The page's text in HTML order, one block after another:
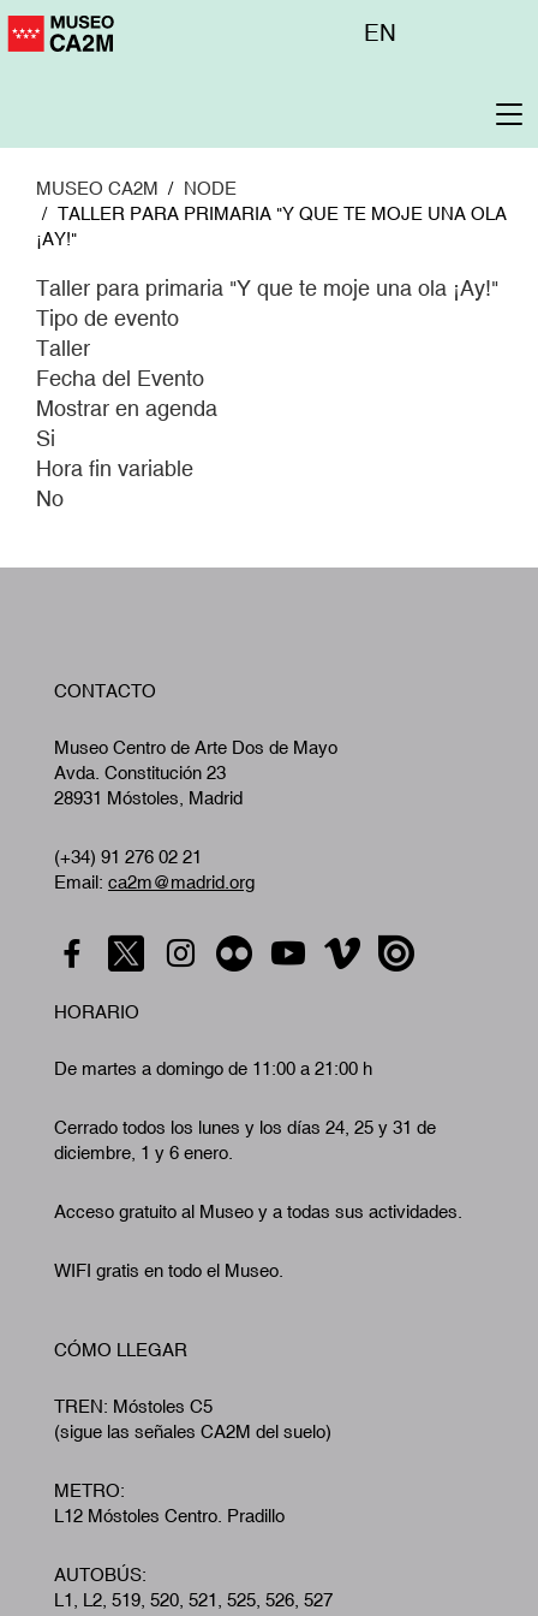
Pasar
Menú
EN
MUSEO CA2M
NODE
TALLER PARA PRIMARIA "Y QUE TE MOJE UNA OLA
¡AY!"
Taller para primaria "Y que te moje una ola ¡Ay!"
Tipo de evento
Taller
Fecha del Evento
Mostrar en agenda
Si
Hora fin variable
No
CONTACTO
Museo Centro de Arte Dos de Mayo
Avda. Constitución 23
28931 Móstoles, Madrid
(+34) 91 276 02 21
Email: ca2m@madrid.org
HORARIO
De martes a domingo de 11:00 a 21:00 h
Cerrado todos los lunes y los días 24, 25 y 31 de
diciembre, 1 y 6 enero.
Acceso gratuito al Museo y a todas sus actividades.
WIFI gratis en todo el Museo.
CÓMO LLEGAR
TREN: Móstoles C5
(sigue las señales CA2M del suelo)
METRO:
L12 Móstoles Centro. Pradillo
AUTOBÚS:
L1, L2, 519, 520, 521, 525, 526, 527